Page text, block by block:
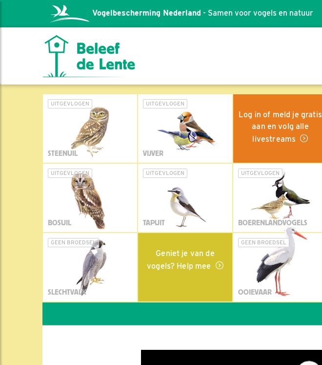
Vogelbescherming Nederland - Samen voor vogels en natuur
UITGEVLOGEN
STEENUIL
UITGEVLOGEN
VIJVER
Log in of meld je gratis
aan en volg alle
livestreams
UITGEVLOGEN
BOSUIL
UITGEVLOGEN
TAPUIT
UITGEVLOGEN
BOERENLANDVOGELS
GEEN BROEDSEL
SLECHTVALK
Geniet je van de
vogels? Help mee
GEEN BROEDSEL
OOIEVAAR